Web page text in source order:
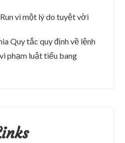
vì một lý do tuyệt vời
Quy tắc quy định về lệnh
phạm luật tiểu bang